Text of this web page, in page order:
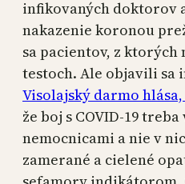
infikovaných doktorov
nakazenie koronou
sa pacientov, z
testoch. Ale objavili sa
Visolajský darmo
že boj s COVID-19
nemocnicami a nie v
zamerané a cielené